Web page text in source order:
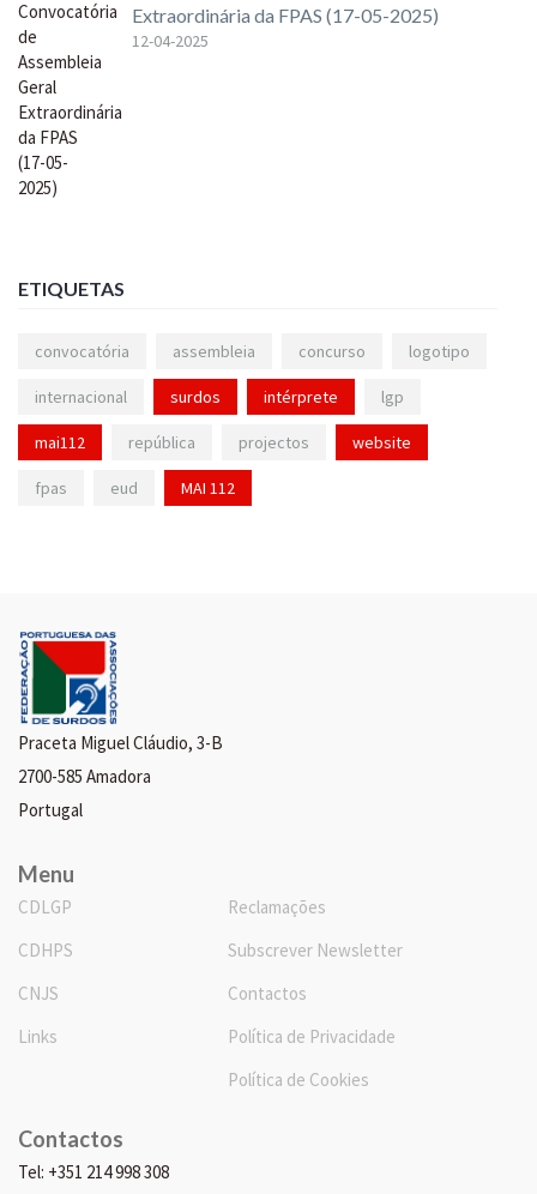
Extraordinária da FPAS (17-05-2025)
12-04-2025
ETIQUETAS
convocatória assembleia concurso logotipo
internacional surdos intérprete lgp
mai112 república projectos website
fpas eud MAI 112
Praceta Miguel Cláudio, 3-B
2700-585 Amadora
Portugal
Menu
CDLGP
CDHPS
CNJS
Links
Reclamações
Subscrever Newsletter
Contactos
Política de Privacidade
Política de Cookies
Contactos
Tel: +351 214 998 308